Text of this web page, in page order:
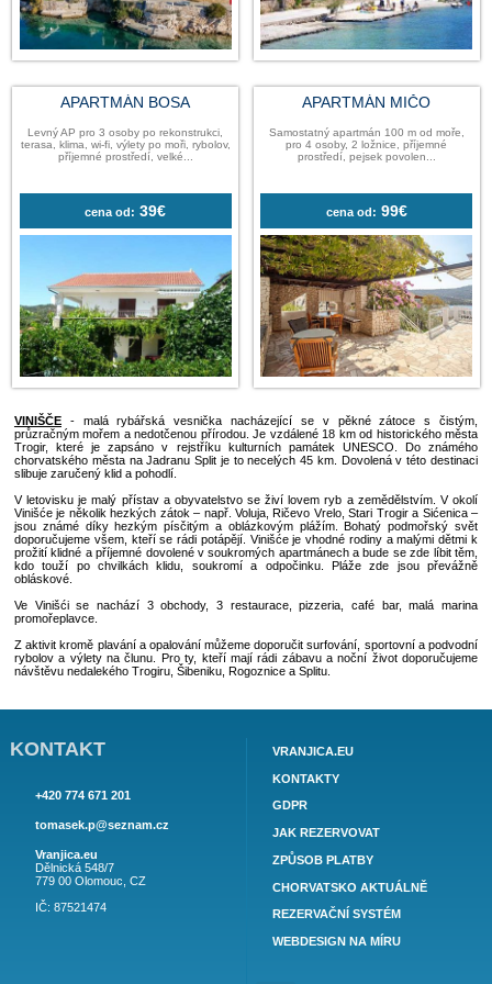
APARTMÁN BOSA
Levný AP pro 3 osoby po rekonstrukci,
terasa, klima, wi-fi, výlety po moři, rybolov,
příjemné prostředí, velké...
cena od:39€
APARTMÁN
Samostatný apartmán
pro 4 osoby, 2
prostředí, pejsek
cena od:
- malá rybářská vesnička nacházející se v pěkné
průzračným mořem a nedotčenou přírodou. Je vzdálené 18 km od
Trogir, které je zapsáno v rejstříku kulturních památek
Vinišće je několik hezkých zátok – např. Voluja, Ričevo Vrelo, Stari
doporučujeme všem, kteří se rádi potápějí. Vinišće je vhodné rodiny a
prožití klidné a příjemné dovolené v soukromých apartmánech a bude
kdo touží po chvilkách klidu, soukromí a odpočinku. Pláže zde
obláskové.
Ve Vinišći se nachází 3 obchody, 3 restaurace, pizzeria, café
promořeplavce.
Z aktivit kromě plavání a opalování můžeme doporučit surfování,
návštěvu nedalekého Trogiru, Šibeniku, Rogoznice a Splitu.